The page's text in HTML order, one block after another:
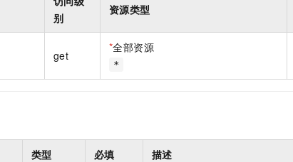
别
资源类型
get
*全部资源
*
类型 必填 描述